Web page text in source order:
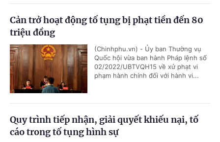
Cản trở hoạt động tố tụng bị phạt tiền đến 80
triệu đồng
(Chinhphu.vn) - Ủy ban Thường vụ
Quốc hội vừa ban hành Pháp lệnh số
02/2022/UBTVQH15 về xử phạt vi
phạm hành chính đối với hành vi...
Quy trình tiếp nhận, giải quyết khiếu nại, tố
cáo trong tố tụng hình sự